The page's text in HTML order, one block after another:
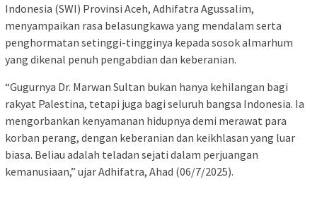
Indonesia (SWI) Provinsi Aceh, Adhifatra Agussalim,
menyampaikan rasa belasungkawa yang mendalam serta
penghormatan setinggi-tingginya kepada sosok almarhum
yang dikenal penuh pengabdian dan keberanian.
“Gugurnya Dr. Marwan Sultan bukan hanya kehilangan bagi
rakyat Palestina, tetapi juga bagi seluruh bangsa Indonesia. Ia
mengorbankan kenyamanan hidupnya demi merawat para
korban perang, dengan keberanian dan keikhlasan yang luar
biasa. Beliau adalah teladan sejati dalam perjuangan
kemanusiaan,” ujar Adhifatra, Ahad (06/7/2025).